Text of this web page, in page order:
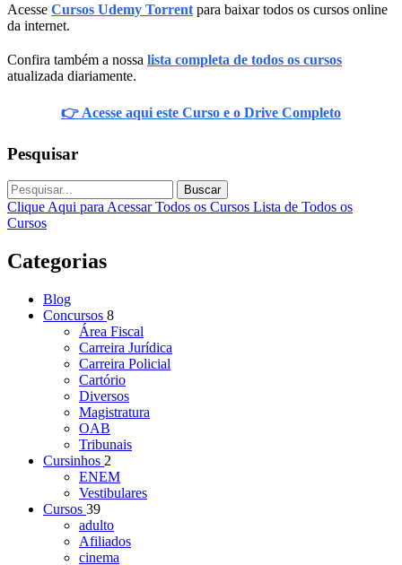
Acesse Cursos Udemy Torrent para baixar todos os cursos online
da internet.
Confira também a nossa lista completa de todos os cursos
atualizada diariamente.
👉 Acesse aqui este Curso e o Drive Completo
Pesquisar
Buscar
Clique Aqui para Acessar Todos os Cursos Lista de Todos os
Cursos
Categorias
Blog
Concursos 8
Área Fiscal
Carreira Jurídica
Carreira Policial
Cartório
Diversos
Magistratura
OAB
Tribunais
Cursinhos 2
ENEM
Vestibulares
Cursos 39
adulto
Afiliados
cinema